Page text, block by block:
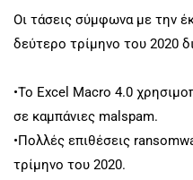
Οι τάσεις σύμφωνα με την
δεύτερο τρίμηνο του 2020
•Το Excel Macro 4.0
σε καμπάνιες malspam.
•Πολλές επιθέσεις
τρίμηνο του 2020.